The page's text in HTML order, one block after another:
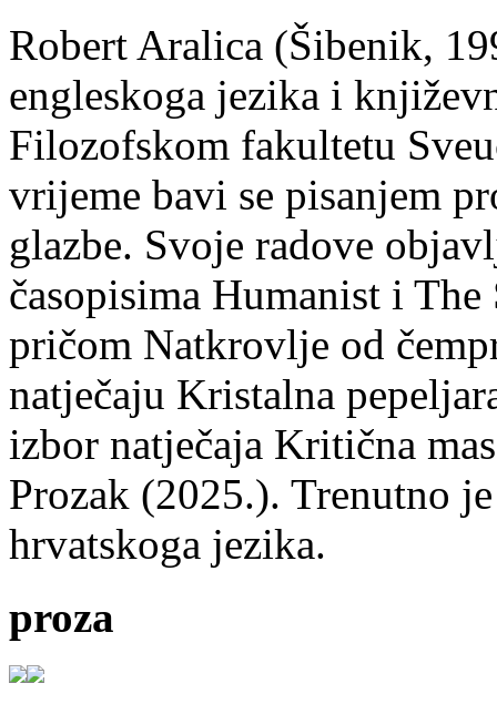
Robert Aralica (Šibenik,
engleskoga jezika i
Filozofskom fakultetu
vrijeme bavi se pisanjem
glazbe. Svoje radove
časopisima Humanist i
pričom Natkrovlje od
natječaju Kristalna
izbor natječaja Kritična
Prozak (2025.). Trenutno
hrvatskoga jezika.
proza